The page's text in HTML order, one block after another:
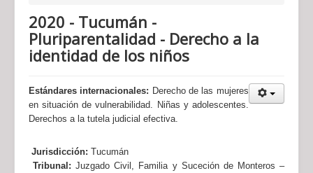
2020 - Tucumán -
Pluriparentalidad - Derecho a la
identidad de los niños
Estándares internacionales: Derecho de las mujeres
en situación de vulnerabilidad. Niñas y adolescentes.
Derechos a la tutela judicial efectiva.
Jurisdicción: Tucumán
Tribunal: Juzgado Civil, Familia y Suceción de Monteros –